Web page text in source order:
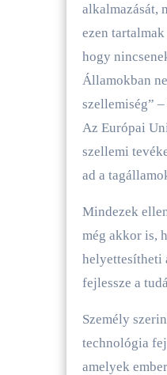
alkalmazását,
ezen
hogy
Államokban
szellemiség”
Az Európai
szellemi
ad a
Mindezek
még akkor is,
helyettesítheti
fejlessze a
Személy
technológia
amelyek